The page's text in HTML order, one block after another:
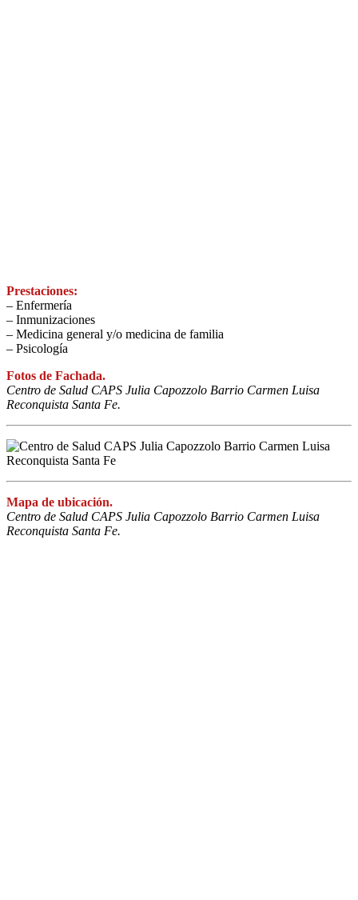
Prestaciones:
– Enfermería
– Inmunizaciones
– Medicina general y/o medicina de familia
– Psicología
Fotos de Fachada.
Centro de Salud CAPS Julia Capozzolo Barrio Carmen Luisa
Reconquista Santa Fe.
Mapa de ubicación.
Centro de Salud CAPS Julia Capozzolo Barrio Carmen Luisa
Reconquista Santa Fe.